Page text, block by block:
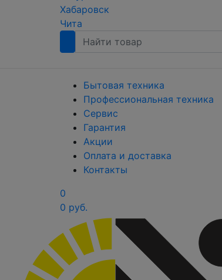
Хабаровск
Чита
Бытовая техника
Профессиональная техника
Сервис
Гарантия
Акции
Оплата и доставка
Контакты
0
0 руб.